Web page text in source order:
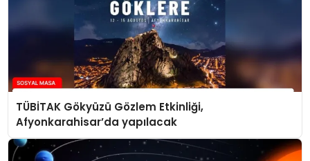
TÜBİTAK Gökyüzü Gözlem Etkinliği,
Afyonkarahisar’da yapılacak